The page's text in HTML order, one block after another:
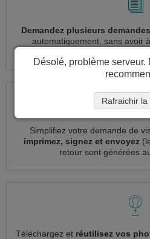
Demandez plusieurs
automatiquement, sans avoir
Simplifiez votre demande de
imprimez, signez et envoyez
retour sont générées
Téléchargez et réutilisez vos
Désolé, problème
Rafraichir la